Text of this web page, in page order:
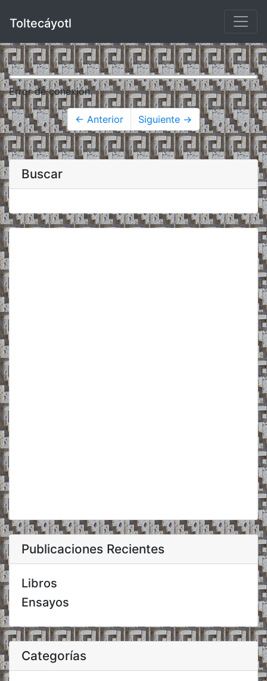
Toltecáyotl
Error de conexión.
← Anterior Siguiente →
Buscar
Publicaciones Recientes
Libros
Ensayos
Categorías